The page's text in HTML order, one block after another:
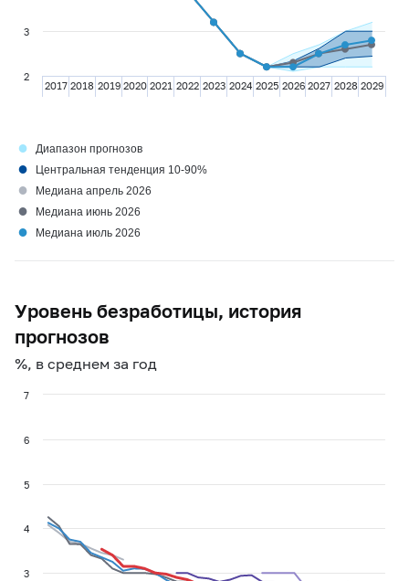
Уровень безработицы, история
прогнозов
%, в среднем за год
2017 2018 2019 2020 2021 2022 2023 2024 2025 2026 2027 2028 2029
2
3
● Диапазон прогнозов
● Центральная тенденция 10-90%
● Медиана апрель 2026
● Медиана июнь 2026
● Медиана июль 2026
3
4
5
6
7